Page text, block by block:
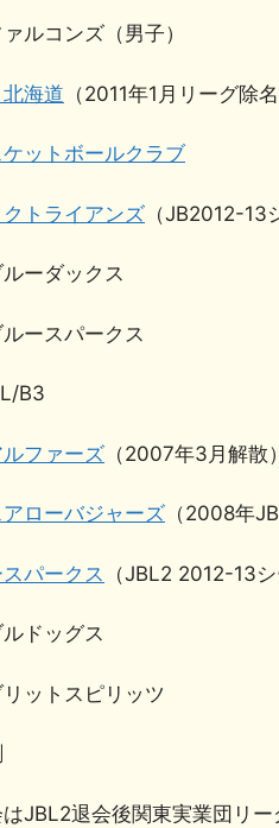
ルコンズ（男子）
海道 （2011年1月リーグ除名
ットボールクラブ
トライアンズ （JB2012-13
ーダックス
ースパークス
B3
ファーズ （2007年3月解散）
ローバジャーズ （2008年
パークス （JBL2 2012-13
ドッグス
ットスピリッツ
はJBL2退会後関東実業団リ